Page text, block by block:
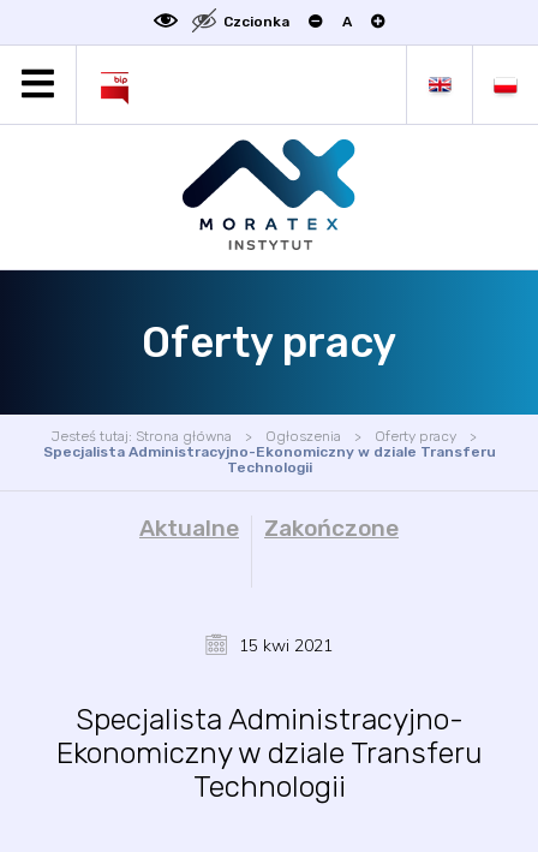
Czcionka A
OGŁOSZENIA
DEKLARACJA DOSTĘPNOŚCI
Oferty pracy
Jesteś tutaj: Strona główna Ogłoszenia
Oferty pracy
Specjalista Administracyjno-Ekonomiczny w dziale Transferu
Technologii
Aktualne Zakończone
15 kwi 2021
Specjalista Administracyjno-
Ekonomiczny w dziale Transferu
Technologii